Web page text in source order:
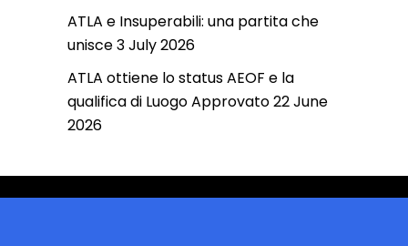
ATLA e Insuperabili: una partita che
unisce3 July 2026
ATLA ottiene lo status AEOF e la
qualifica di Luogo Approvato22 June
2026